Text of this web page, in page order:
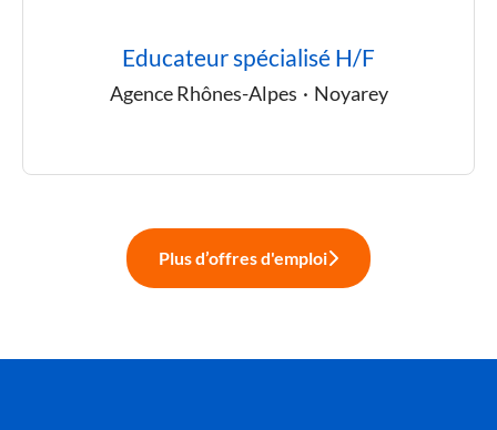
Educateur spécialisé H/F
Agence Rhônes-Alpes · Noyarey
Plus d’offres d'emploi